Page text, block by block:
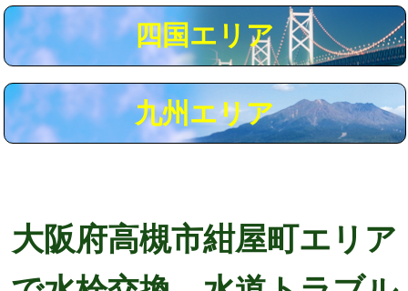
四国エリア
九州エリア
大阪府高槻市紺屋町エリア